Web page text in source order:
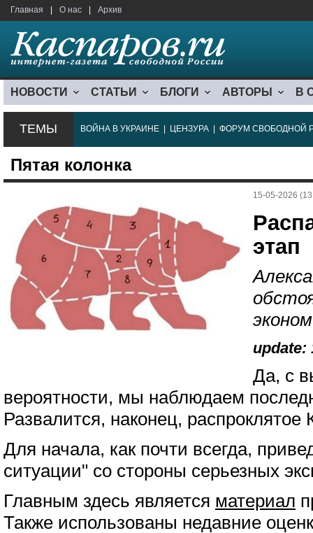
Главная О нас Архив
НОВОСТИ СТАТЬИ БЛОГИ АВТОРЫ В
ТЕМЫ ВОЙНА В УКРАИНЕ ЦЕНЗУРА ФОРУМ СВОБОДНОЙ
Пятая колонка
15-05-2026
этап
update:
Да, с
вероятности, мы наблюдаем
Развалится, наконец,
Для начала, как почти всегда,
ситуации" со стороны серьезных
Главным здесь является материал
Также использованы недавние